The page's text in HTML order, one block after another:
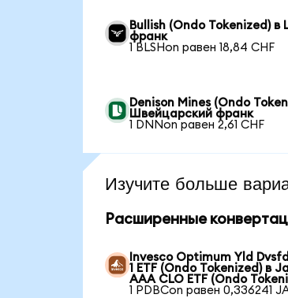
Bullish (Ondo Tokenized)
франк
1 BLSHon равен 18,84 CHF
Denison Mines (Ondo
Швейцарский франк
1 DNNon равен 2,61 CHF
Изучите больше
Расширенные
Invesco Optimum Yld
1 ETF (Ondo Tokenized) в
AAA CLO ETF (Ondo
1 PDBCon равен 0,336241